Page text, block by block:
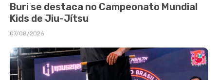
Buri se destaca no Campeonato Mundial
Kids de Jiu-Jítsu
07/08/2026